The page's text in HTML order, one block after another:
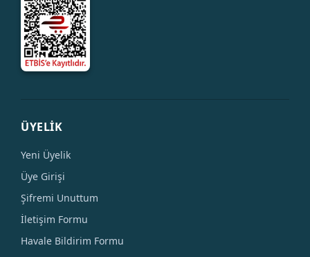
ÜYELİK
Yeni Üyelik
Üye Girişi
Şifremi Unuttum
İletişim Formu
Havale Bildirim Formu